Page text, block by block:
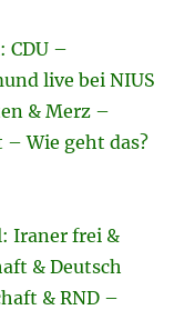
CDU –
live bei NIUS
& Merz –
Wie geht das?
Iraner frei &
& Deutsch
& RND –